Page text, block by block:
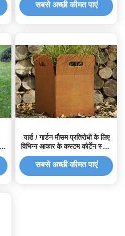
सबसे अच्छी कीमत पाएं
यार्ड / गार्डन मौसम प्रतिरोधी के लिए
विभिन्न आकार के कस्टम कोर्टेन स्टील
प्लांटर्स
सबसे अच्छी कीमत पाएं